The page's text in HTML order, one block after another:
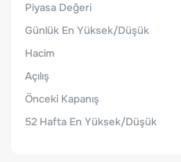
Piyasa Değeri
Günlük En Yüksek/Düşük
Hacim
Açılış
Önceki Kapanış
52 Hafta En Yüksek/Düşük